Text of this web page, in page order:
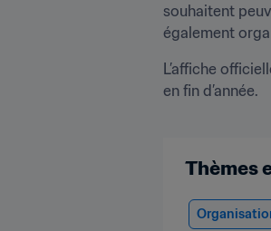
souhaitent
également
L’affiche
en fin d’année.
Thèmes